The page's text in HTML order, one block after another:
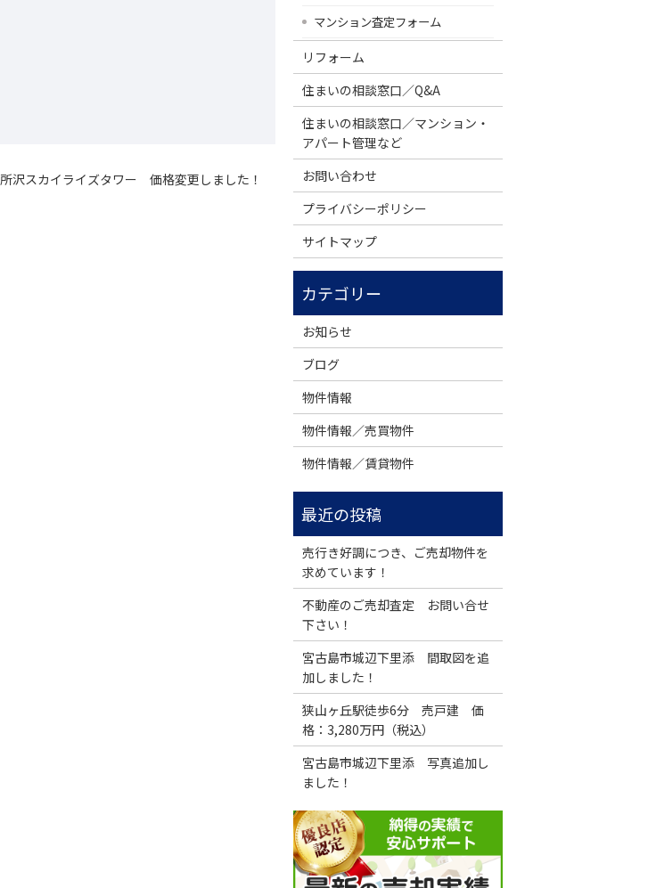
所沢スカイライズタワー 価格変更しました！
マンション査定フォーム
リフォーム
住まいの相談窓口／Q&A
住まいの相談窓口／マンション・
アパート管理など
お問い合わせ
プライバシーポリシー
サイトマップ
お知らせ
ブログ
物件情報
物件情報／売買物件
物件情報／賃貸物件
売行き好調につき、ご売却物件を
求めています！
不動産のご売却査定 お問い合せ
下さい！
宮古島市城辺下里添 間取図を追
加しました！
狭山ヶ丘駅徒歩6分 売戸建 価
格：3,280万円（税込）
宮古島市城辺下里添 写真追加し
ました！